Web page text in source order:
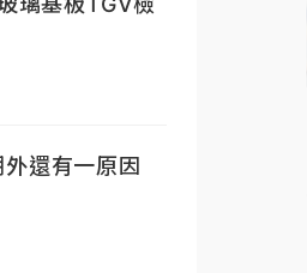
還有一原因